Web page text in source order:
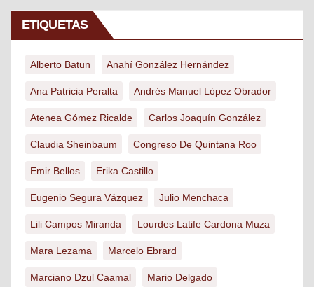
ETIQUETAS
Alberto Batun Anahí González Hernández
Ana Patricia Peralta Andrés Manuel López Obrador
Atenea Gómez Ricalde Carlos Joaquín González
Claudia Sheinbaum Congreso De Quintana Roo
Emir Bellos Erika Castillo
Eugenio Segura Vázquez Julio Menchaca
Lili Campos Miranda Lourdes Latife Cardona Muza
Mara Lezama Marcelo Ebrard
Marciano Dzul Caamal Mario Delgado